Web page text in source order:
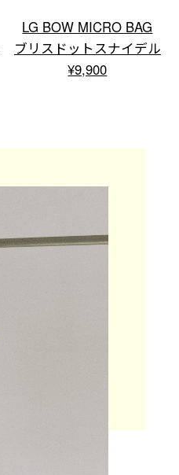
LG BOW MICRO BAG
ブリスドットスナイデル
¥9,900